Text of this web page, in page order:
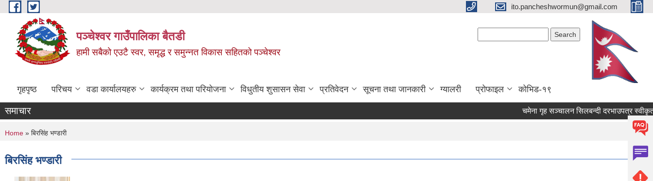
Skip to main content ito.pancheshwormun@gmail.com
पञ्चेश्वर गाउँपालिका बैतडी
हामी सबैको एउटै स्वर, समृद्ध र समुन्नत विकास सहितको पञ्चेश्वर
गृहपृष्ठ परिचय वडा कार्यालयहरु कार्यक्रम तथा परियोजना विधुतीय शुसासन सेवा प्रतिवेदन सूचना तथा जानकारी ग्यालरी प्रोफाइल कोभिड-१९
समाचार चमेना गृह सञ्‍चालन सिलबन्दी दरभाउपत्र
You are here
Home » बिरसिंह भण्डारी
बिरसिंह भण्डारी